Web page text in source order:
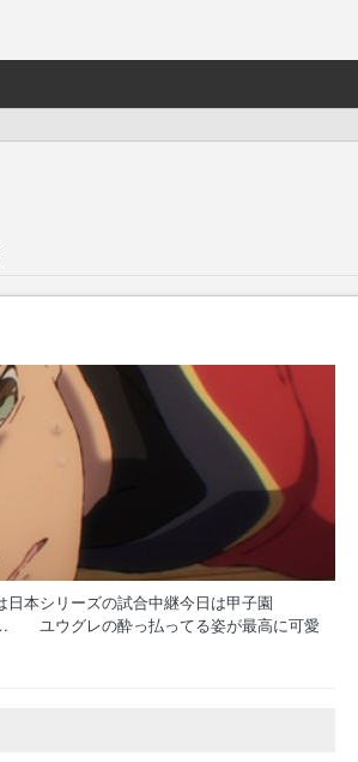
シリーズの試合中継今日は甲子園
ウグレの酔っ払ってる姿が最高に可愛
… たとえ姉弟同士であってもエルシー